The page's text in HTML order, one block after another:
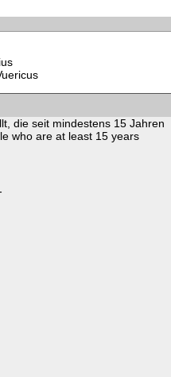
die seit mindestens 15 Jahren
who are at least 15 years